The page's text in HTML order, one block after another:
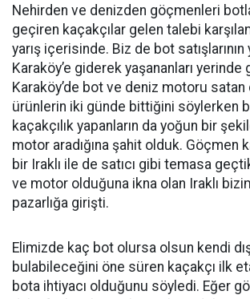
Nehirden ve denizden göçmenleri
geçiren kaçakçılar gelen talebi
yarış içerisinde. Biz de bot
Karaköy’e giderek yaşananları yerinde
Karaköy’de bot ve deniz motoru
ürünlerin iki günde bittiğini söylerken
kaçakçılık yapanların da yoğun bir
motor aradığına şahit olduk. Göçmen
bir Iraklı ile de satıcı gibi temasa
ve motor olduğuna ikna olan Iraklı
pazarlığa girişti.
Elimizde kaç bot olursa olsun kendi
bulabileceğini öne süren kaçakçı ilk
bota ihtiyacı olduğunu söyledi. Eğer